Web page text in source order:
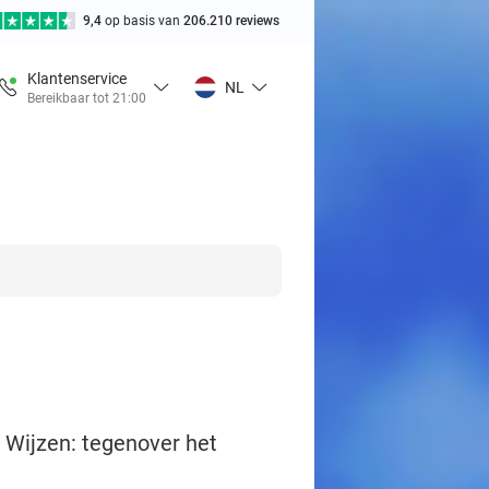
9,4 op basis van 206.210 reviews
Klantenservice
Bereikbaar tot 21:00
NL
tegenover het